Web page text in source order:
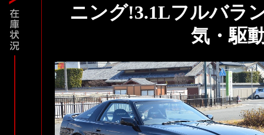
ニング!3.1Lフルバラ
気・駆